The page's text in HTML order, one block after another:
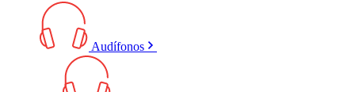
Audífonos